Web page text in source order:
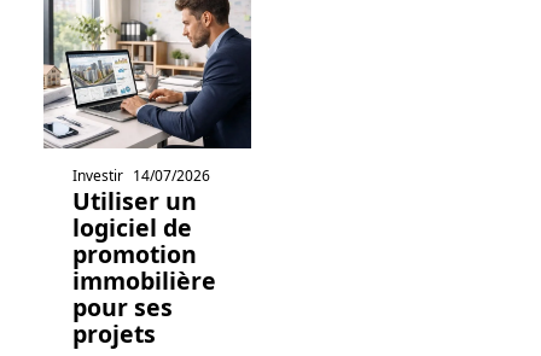
Investir 14/07/2026
Utiliser un
logiciel de
promotion
immobilière
pour ses
projets